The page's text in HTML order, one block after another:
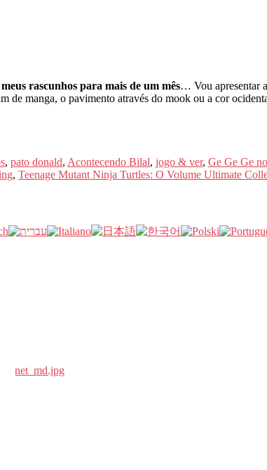
rascunhos para mais de um mês… Vou apresentar
de manga, o pavimento através do mook ou a cor
, pato donald, Acontecendo Bilal, jogo & ver, Ge Ge Ge
, Teenage Mutant Ninja Turtles: O Volume Ultimate